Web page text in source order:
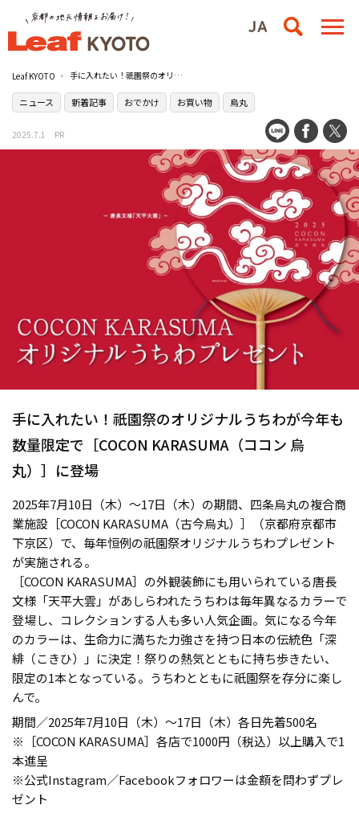
Leaf KYOTO 手に入れたい！祇園祭のオリジナルうちわが今年も数量限定で［COCON KARASUMA（ココン 烏丸）］に登場
ニュース 新着記事 おでかけ お買い物 烏丸
2025.7.1 PR
手に入れたい！祇園祭のオリジナルうちわが今年も
数量限定で［COCON KARASUMA（ココン 烏
丸）］に登場
2025年7月10日（木）〜17日（木）の期間、四条烏丸の複合商
業施設［COCON KARASUMA（古今烏丸）］（京都府京都市
下京区）で、毎年恒例の祇園祭オリジナルうちわプレゼント
が実施される。
［COCON KARASUMA］の外観装飾にも用いられている唐長
文様「天平大雲」があしらわれたうちわは毎年異なるカラーで
登場し、コレクションする人も多い人気企画。気になる今年
のカラーは、生命力に満ちた力強さを持つ日本の伝統色「深
緋（こきひ）」に決定！祭りの熱気とともに持ち歩きたい、
限定の1本となっている。うちわとともに祇園祭を存分に楽し
んで。
期間／2025年7月10日（木）〜17日（木）各日先着500名
※［COCON KARASUMA］各店で1000円（税込）以上購入で1
本進呈
※公式Instagram／Facebookフォロワーは金額を問わずプレ
ゼント